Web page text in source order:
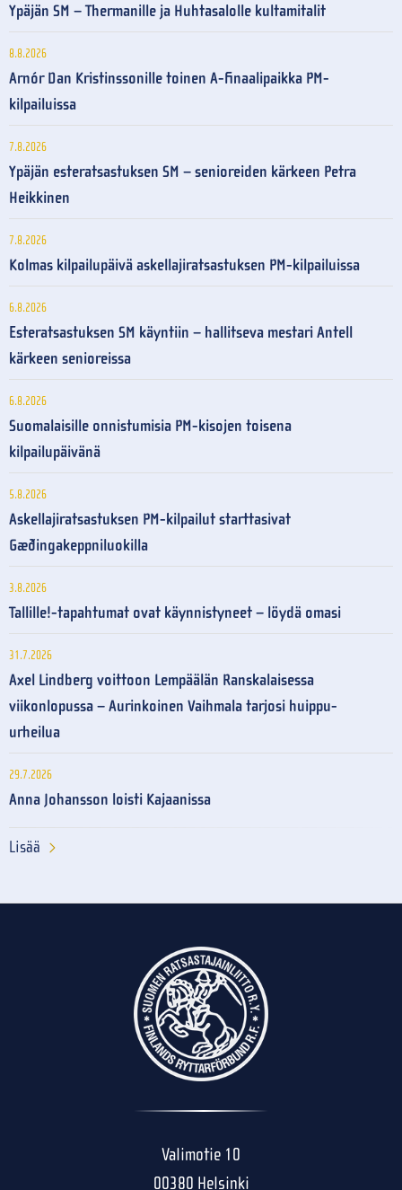
Ypäjän SM – Thermanille ja Huhtasalolle kultamitalit
8.8.2026
Arnór Dan Kristinssonille toinen A-finaalipaikka PM-
kilpailuissa
7.8.2026
Ypäjän esteratsastuksen SM – senioreiden kärkeen Petra
Heikkinen
7.8.2026
Kolmas kilpailupäivä askellajiratsastuksen PM-kilpailuissa
6.8.2026
Esteratsastuksen SM käyntiin – hallitseva mestari Antell
kärkeen senioreissa
6.8.2026
Suomalaisille onnistumisia PM-kisojen toisena
kilpailupäivänä
5.8.2026
Askellajiratsastuksen PM-kilpailut starttasivat
Gæðingakeppniluokilla
3.8.2026
Tallille!-tapahtumat ovat käynnistyneet – löydä omasi
31.7.2026
Axel Lindberg voittoon Lempäälän Ranskalaisessa
viikonlopussa – Aurinkoinen Vaihmala tarjosi huippu-
urheilua
29.7.2026
Anna Johansson loisti Kajaanissa
Lisää
Valimotie 10
00380 Helsinki